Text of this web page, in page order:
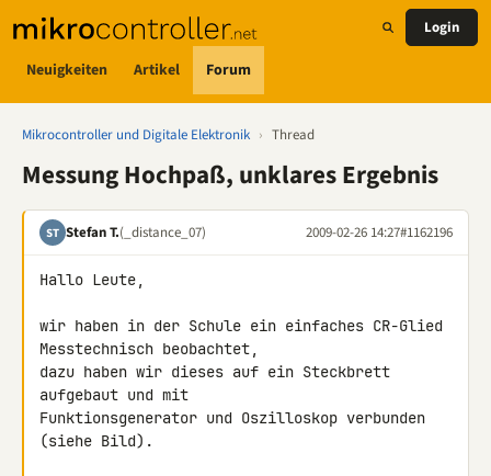
Neuigkeiten Artikel Forum
Login
Mikrocontroller und Digitale Elektronik › Thread
Messung Hochpaß, unklares Ergebnis
ST Stefan T.(_distance_07) 2009-02-26 14:27#1162196
Hallo Leute,
wir haben in der Schule ein einfaches CR-Glied
Messtechnisch beobachtet,
dazu haben wir dieses auf ein Steckbrett
aufgebaut und mit
Funktionsgenerator und Oszilloskop verbunden
(siehe Bild).